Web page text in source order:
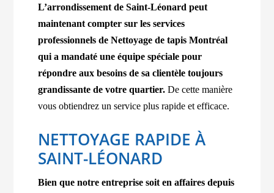
L’arrondissement de Saint-Léonard peut
maintenant compter sur les services
professionnels de Nettoyage de tapis Montréal
qui a mandaté une équipe spéciale pour
répondre aux besoins de sa clientèle toujours
grandissante de votre quartier. De cette manière
vous obtiendrez un service plus rapide et efficace.
NETTOYAGE RAPIDE À
SAINT-LÉONARD
Bien que notre entreprise soit en affaires depuis